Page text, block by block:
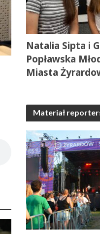
Natalia Sipta i
Popławska
Miasta
Materiał